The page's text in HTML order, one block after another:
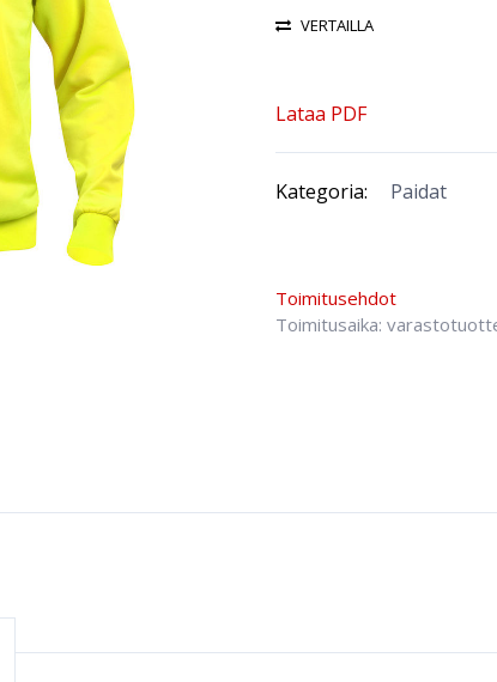
VERTAILLA
Lataa PDF
Kategoria: Paidat
Toimitusehdot
Toimitusaika: